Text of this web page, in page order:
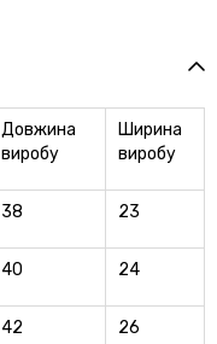
Довжина
виробу
Ширина
виробу
38 23
40 24
42 26